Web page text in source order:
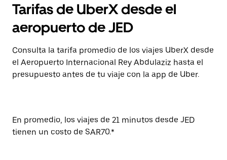
Tarifas de UberX desde el
aeropuerto de JED
Consulta la tarifa promedio de los viajes UberX desde
el Aeropuerto Internacional Rey Abdulaziz hasta el
presupuesto antes de tu viaje con la app de Uber.
En promedio, los viajes de 21 minutos desde JED
tienen un costo de SAR70.*